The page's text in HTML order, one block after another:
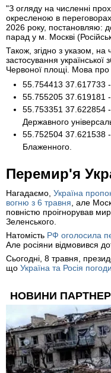
"З огляду на численні
окресленою в
2026 року, постановляю:
парад у м. Москві
Також, згідно з указом,
застосування
Червоної площі. Мова про
55.754413 37.617733
55.755205 37.619181 -
55.753351 37.622854 -
Державного
55.752504 37.621538
Блаженного.
Перемир'я
Нагадаємо, Україна
вогню з 6 травня , але
повністю проігнорував
Зеленського.
Натомість РФ оголосила
Але росіяни відмовився
Сьогодні, 8 травня,
що Україна та Росія